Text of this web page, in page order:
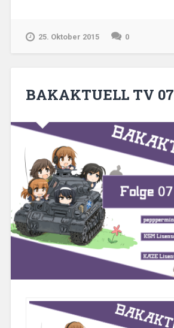
25. Oktober 2015 0
BAKAKTUELL TV 07